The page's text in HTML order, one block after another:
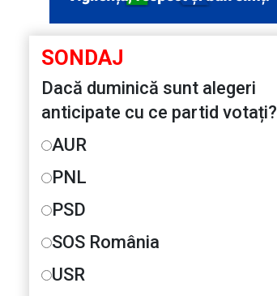
SONDAJ
Dacă duminică sunt alegeri
anticipate cu ce partid votați?
AUR
PNL
PSD
SOS România
USR